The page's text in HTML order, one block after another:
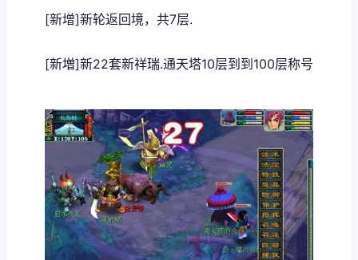
[新增]新轮返回境，共7层.
[新増]新22套新祥瑞.通天塔10层到到100层称号